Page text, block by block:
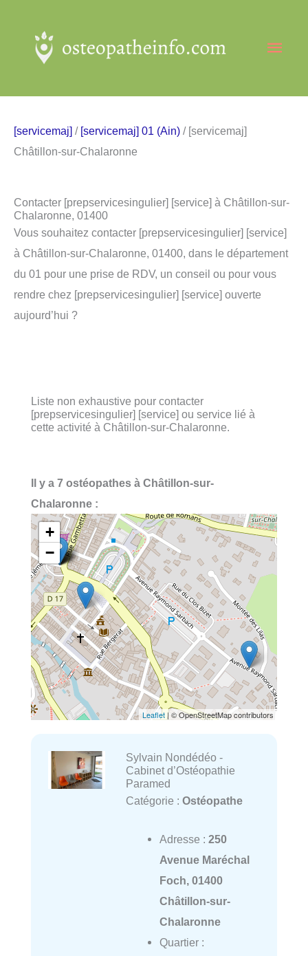
contenu
[servicemaj] / [servicemaj] 01 (Ain) / [servicemaj]
Châtillon-sur-Chalaronne
Contacter [prepservicesingulier] [service] à Châtillon-sur-
Chalaronne, 01400
Vous souhaitez contacter [prepservicesingulier] [service]
à Châtillon-sur-Chalaronne, 01400, dans le département
du 01 pour une prise de RDV, un conseil ou pour vous
rendre chez [prepservicesingulier] [service] ouverte
aujourd’hui ?
Liste non exhaustive pour contacter
[prepservicesingulier] [service] ou service lié à
cette activité à Châtillon-sur-Chalaronne.
Il y a 7 ostéopathes à Châtillon-sur-
Chalaronne :
+
−
Leaflet| © OpenStreetMap contributors
Sylvain Nondédéo -
Cabinet d’Ostéopathie
Paramed
Catégorie : Ostéopathe
Adresse : 250
Avenue Maréchal
Foch, 01400
Châtillon-sur-
Chalaronne
Quartier :